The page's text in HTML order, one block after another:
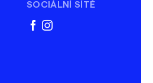
SOCIÁLNÍ SÍTĚ
facebook
instagram